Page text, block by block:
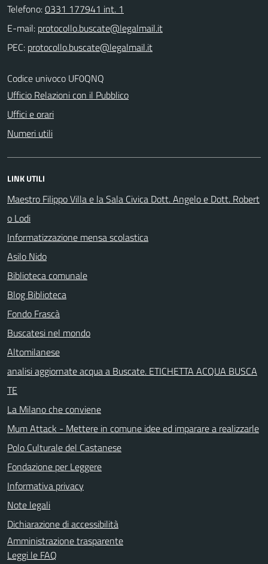
Telefono:0331 177941 int. 1
E-mail:
PEC:
Codice univoco UF0QNQ
Ufficio Relazioni con il Pubblico
Uffici e orari
Numeri utili
LINK UTILI
Maestro Filippo Villa e la Sala Civica Dott. Angelo e Dott. Robert
o Lodi
Informatizzazione mensa scolastica
Asilo Nido
Biblioteca comunale
Blog Biblioteca
Fondo Frascà
Buscatesi nel mondo
Altomilanese
analisi aggiornate acqua a Buscate. ETICHETTA ACQUA BUSCA
TE
La Milano che conviene
Mum Attack - Mettere in comune idee ed imparare a realizzarle
Polo Culturale del Castanese
Fondazione per Leggere
Informativa privacy
Note legali
Dichiarazione di accessibilità
Amministrazione trasparente
Leggi le FAQ